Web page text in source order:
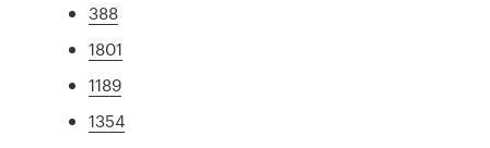
388
1801
1189
1354